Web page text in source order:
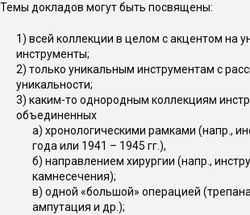
Темы докладов могут быть посвящены:
1) всей коллекции в целом с акцентом на
инструменты;
2) только уникальным инструментам с
уникальности;
3) каким-то однородным коллекциям
объединенных
а) хронологическими рамками (напр.,
года или 1941 – 1945 гг.),
б) направлением хирургии (напр.,
камнесечения);
в) одной «большой» операцией
ампутация и др.);